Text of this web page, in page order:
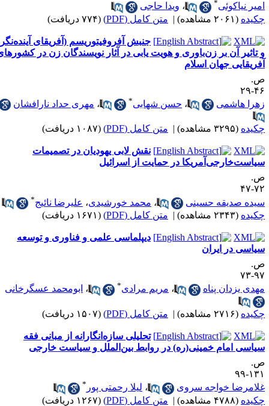
نیاکوئی
،ویدا حاجی
(۲۰۶۱ مشاهده) | متن کامل (PDF) (۷۷۴ دریافت)
جنبش آفروفیتوریسم (آفریقای آینده‌نگر)
تاثیر آن بر زن‌باوری و هویت یابی در آثار نویسندگان زن در کشورهای
جهان اسلام
۲۹
هاشمی
،حسن شهابی ،مهری حداد نارافشان
(۳۲۹۵ مشاهده) | متن کامل (PDF) (۱۰۸۷ دریافت)
نقش لابی یهودیان در تصمیمات
در حمایت از اسرائیل
۴۷
صدیقه حسینی
،محمد خورشیدی،علیرضا نائیج
(۲۳۴۳ مشاهده) | متن کامل (PDF) (۱۶۷۱ دریافت)
دیپلماسی علمی و فناوری و توسعه
در ایران
۷۳
یزدان پناه
،مریم مرادی ،ابومحمد عسگرخانی
(۲۷۱۶ مشاهده) | متن کامل (PDF) (۱۵۰۷ دریافت)
تحلیلی سازه‌انگارانه از مبانی فقه
امام خمینی‌(ره) در روابط بین‌الملل و سیاست خارجی
۹۹
خواجه سروی
،لیلا رحمتی پور
(۴۷۸۸ مشاهده) | متن کامل (PDF) (۱۲۶۷ دریافت)